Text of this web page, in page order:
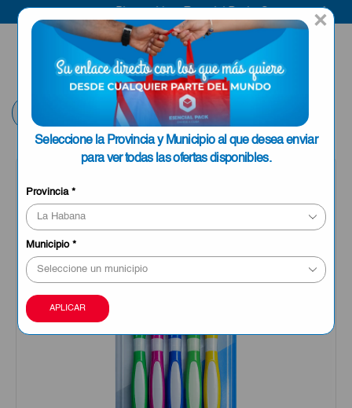
×
Seleccione la Provincia y Municipio al que desea enviar
para ver todas las ofertas disponibles.
Provincia*
Municipio*
APLICAR
Compra aquí
ENVIAR A LA
HABANA